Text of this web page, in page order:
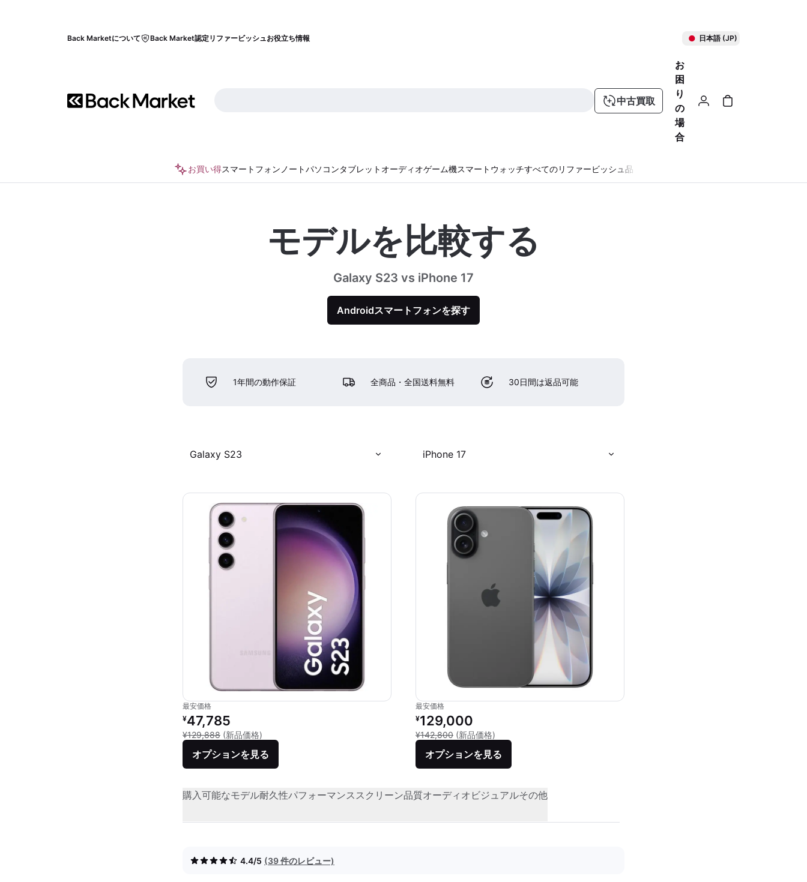
Back Marketについて Back Market認定リファービッシュお役立ち情報 日本語 (JP)
中古買取
お
困
り
の
場
合
お買い得スマートフォン ノートパソコンタブレット オーディオゲーム機スマートウォッチすべてのリファービッシュ品
モデルを比較する
Galaxy S23 vs iPhone 17
Androidスマートフォンを探す
1年間の動作保証 全商品・全国送料無料 30日間は返品可能
Galaxy S23 iPhone 17
最安価格
リファービッシュ品の価格：
¥47,785
¥129,888 (新品価格)
オプションを見る
最安価格
リファービッシュ品の価格：
¥129,000
¥142,800 (新品価格)
オプションを見る
購入可能なモデル耐久性パフォーマンススクリーン品質オーディオビジュアルその他
4.4/5 (39 件のレビュー)